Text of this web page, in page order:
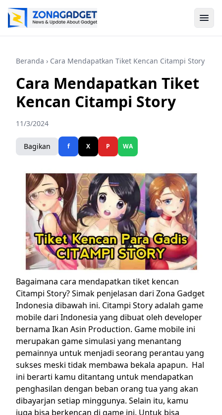
Beranda › Cara Mendapatkan Tiket Kencan Citampi Story
Cara Mendapatkan Tiket
Kencan Citampi Story
11/3/2024
Bagikan f X P WA
Bagaimana cara mendapatkan tiket kencan
Citampi Story? Simak penjelasan dari Zona Gadget
Indonesia dibawah ini. Citampi Story adalah game
mobile dari Indonesia yang dibuat oleh developer
bernama Ikan Asin Production. Game mobile ini
merupakan game simulasi yang menantang
pemainnya untuk menjadi seorang perantau yang
sukses meski tidak membawa bekala apapun. Hal
ini berarti kamu ditantang untuk mendapatkan
penghasilan dengan beban orang tua yang akan
dibayarjan setiap minggunya. Selain itu, kamu
juga bisa berkencan di game ini. Untuk bisa